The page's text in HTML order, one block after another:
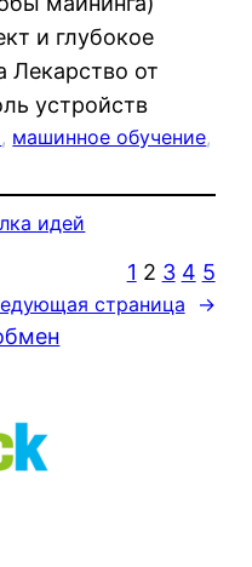
и глубокое
Лекарство от
устройств
, машинное обучение
идей
1 2 3 4 5
страница →